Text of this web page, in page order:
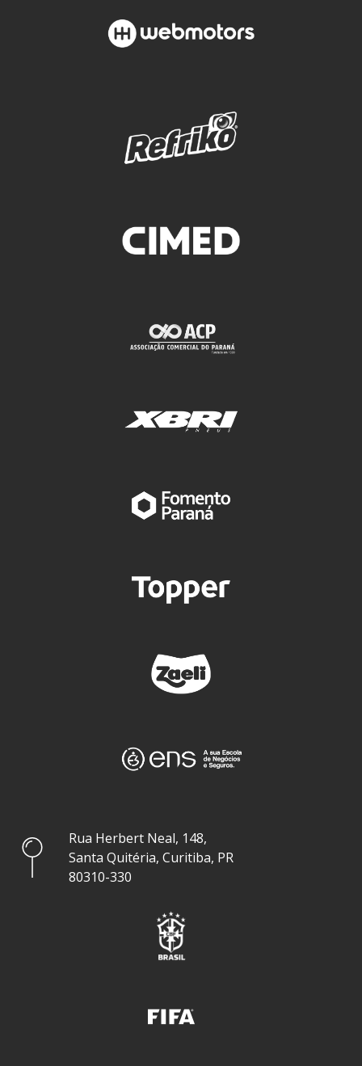
Rua Herbert Neal, 148,
Santa Quitéria, Curitiba, PR
80310-330